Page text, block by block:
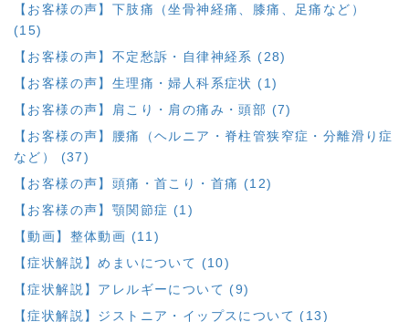
【お客様の声】下肢痛（坐骨神経痛、膝痛、足痛など）
(15)
【お客様の声】不定愁訴・自律神経系 (28)
【お客様の声】生理痛・婦人科系症状 (1)
【お客様の声】肩こり・肩の痛み・頭部 (7)
【お客様の声】腰痛（ヘルニア・脊柱管狭窄症・分離滑り症
など） (37)
【お客様の声】頭痛・首こり・首痛 (12)
【お客様の声】顎関節症 (1)
【動画】整体動画 (11)
【症状解説】めまいについて (10)
【症状解説】アレルギーについて (9)
【症状解説】ジストニア・イップスについて (13)